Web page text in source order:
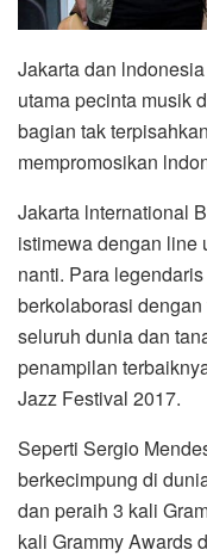
Jakarta dan
utama pecinta musik
bagian tak
mempromosikan
Jakarta lnternational
istimewa dengan line
nanti. Para
berkolaborasi
seluruh dunia dan
penampilan
Jazz Festival 2017.
Seperti Sergio
berkecimpung di
dan peraih 3 kali
kali Grammy Awards